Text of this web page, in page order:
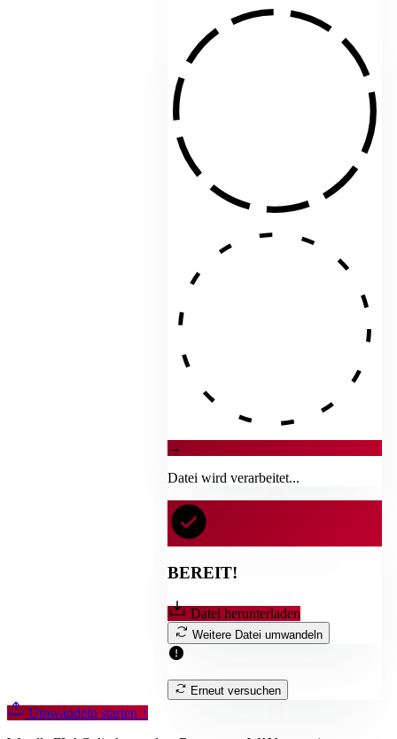
→
Datei wird verarbeitet...
BEREIT!
Datei herunterladen
Weitere Datei umwandeln
Erneut versuchen
Umwandeln starten ↑